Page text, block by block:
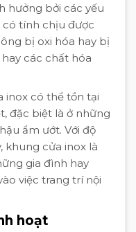
hưởng bởi các yếu
có tính chịu được
bị oxi hóa hay bị
các chất hóa
inox có thể tồn tại
đặc biệt là ở những
ẩm ướt. Với độ
khung cửa inox là
gia đình hay
việc trang trí nội
hoạt